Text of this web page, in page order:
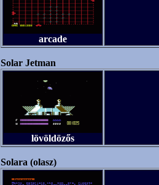
arcade
Solar Jetman
lövöldözős
Solara (olasz)